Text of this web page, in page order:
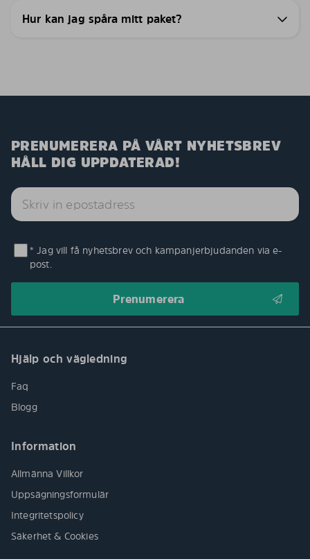
Hur kan jag spåra mitt paket?
PRENUMERERA PÅ VÅRT NYHETSBREV
HÅLL DIG UPPDATERAD!
* Jag vill få nyhetsbrev och kampanjerbjudanden via e-
post.
Hjälp och vägledning
Faq
Blogg
Information
Allmänna Villkor
Uppsägningsformulär
Integritetspolicy
Säkerhet & Cookies